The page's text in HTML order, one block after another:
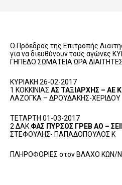
Ο Πρόεδρος της Επιτροπής
για να διευθύνουν τους αγώνες
ΓΗΠΕΔΟ ΣΩΜΑΤΕΙΑ ΩΡΑ ΔΙΑΙΤΗΤΕΣ
ΚΥΡΙΑΚΗ 26-02-2017
1 ΚΟΚΚΙΝΙΑΣ ΑΣ ΤΑΞΙΑΡΧΗΣ – ΑΕ
ΛΑΖΟΓΚΑ – ΔΡΟΥΔΑΚΗΣ-ΧΕΡΙΔΟΥ
ΤΕΤΑΡΤΗ 01-03-2017
2 ΔΑΚ ΦΑΣ ΠΥΡΣΟΣ ΓΡΕΒ ΑΟ –
ΣΤΕΦΟΥΛΗΣ- ΠΑΠΑΔΟΠΟΥΛΟΣ Κ
ΠΛΗΡΟΦΟΡΙΕΣ στον ΒΛΑΧΟ ΚΩΝ/